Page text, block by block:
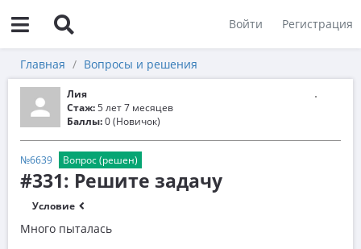
Войти Регистрация
Главная Вопросы и решения
Лия
Стаж:5 лет 7 месяцев
Баллы:0 (Новичок)
№6639 Вопрос (решен)
#331: Решите задачу
Условие
Много пыталась